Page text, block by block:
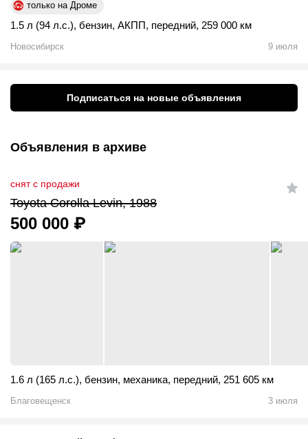
только на Дроме
1.5 л (94 л.с.), бензин, АКПП, передний, 259 000 км
Новосибирск 9 июля
Подписаться на новые объявления
Объявления в архиве
снят с продажи
Toyota Corolla Levin, 1988
500 000 ₽
1.6 л (165 л.с.), бензин, механика, передний, 251 605 км
Благовещенск 3 июля